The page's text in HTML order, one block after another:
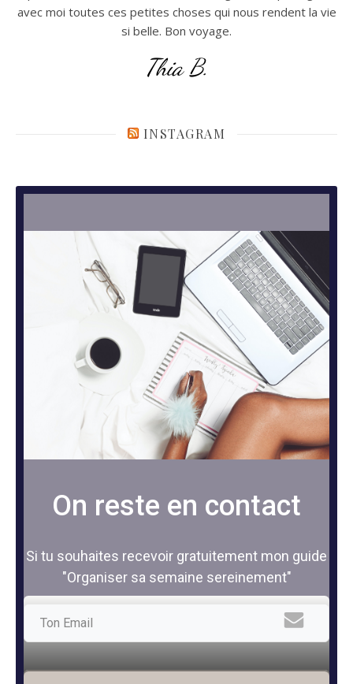
avec moi toutes ces petites choses qui nous rendent la vie
si belle. Bon voyage.
Thia B.
INSTAGRAM
On reste en contact
Si tu souhaites recevoir gratuitement mon guide
"Organiser sa semaine sereinement"